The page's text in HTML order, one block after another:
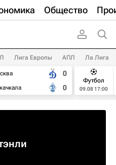
Общество
Лига Европы АПЛ Ла Лига
0
0
Футбол
09.08 17:00